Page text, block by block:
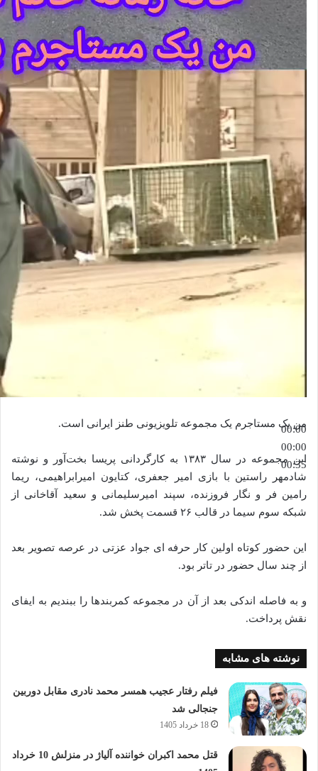
00:00
00:00
00:35
من یک مستاجرم یک مجموعه تلویزیونی طنز ایرانی است.
این مجموعه در سال ۱۳۸۳ به کارگردانی پریسا بخت‌آور و نوشته
شادمهر راستین با بازی امیر جعفری، کتایون امیرابراهیمی، ریما
رامین فر و نگار فروزنده، سپند امیرسلیمانی و سعید آقاخانی از
شبکه سوم سیما در قالب ۲۶ قسمت پخش شد.
این حضور کوتاه اولین کار حرفه ای جواد عزتی در عرصه تصویر بعد
از چند سال حضور در تاتر بود.
و به فاصله اندکی بعد از آن در مجموعه کمربندها را ببندیم به ایفای
نقش پرداخت.
نوشته های مشابه
فیلم رفتار عجیب همسر محمد نادری مقابل دوربین
جنجالی شد
18 خرداد 1405
قتل محمد اکبران خواننده آلیاژ در منزلش 10 خرداد